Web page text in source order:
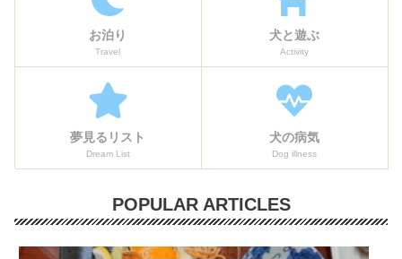
お泊り
Travel
犬と遊ぶ
Activity
夢見るリスト
Dream List
犬の病気
Dog illness
POPULAR ARTICLES